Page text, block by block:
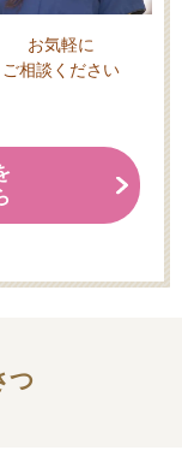
お気軽に
ご相談ください
つ